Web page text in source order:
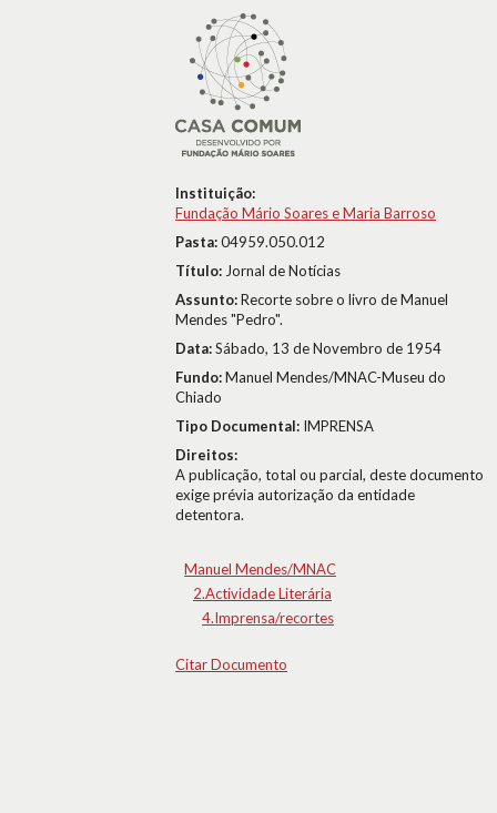
Instituição:
Fundação Mário Soares e Maria Barroso
Pasta:04959.050.012
Título: Jornal de Notícias
Assunto:Recorte sobre o livro de Manuel
Mendes "Pedro".
Data:Sábado, 13 de Novembro de 1954
Fundo:Manuel Mendes/MNAC-Museu do
Chiado
Tipo Documental: IMPRENSA
Direitos:
A publicação, total ou parcial, deste documento
exige prévia autorização da entidade
detentora.
Manuel Mendes/MNAC
2.Actividade Literária
4.Imprensa/recortes
Citar Documento